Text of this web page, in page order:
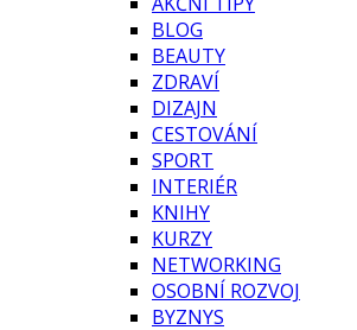
BLOG
BEAUTY
ZDRAVÍ
DIZAJN
CESTOVÁNÍ
SPORT
INTERIÉR
KNIHY
KURZY
NETWORKING
OSOBNÍ ROZVOJ
BYZNYS